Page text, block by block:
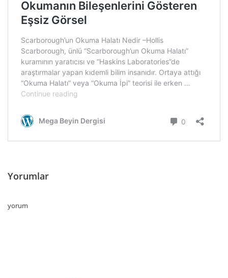
Yorumlar
yorum